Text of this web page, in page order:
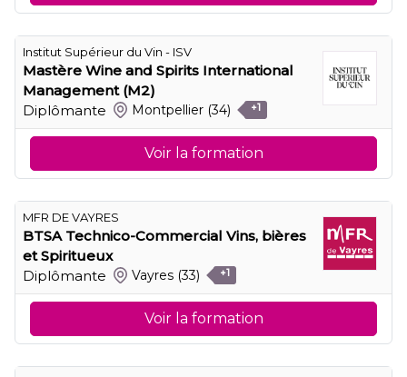
Institut Supérieur du Vin - ISV
Mastère Wine and Spirits International
Management (M2)
Diplômante
Montpellier (34) +1
Voir la formation
MFR DE VAYRES
BTSA Technico-Commercial Vins, bières
et Spiritueux
Diplômante
Vayres (33) +1
Voir la formation